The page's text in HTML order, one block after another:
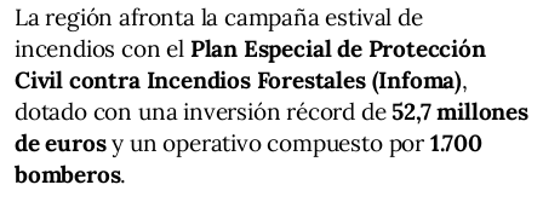
La región afronta la campaña estival de
incendios con el Plan Especial de Protección
Civil contra Incendios Forestales (Infoma),
dotado con una inversión récord de52,7 millones
de eurosy un operativo compuesto por 1.700
bomberos.